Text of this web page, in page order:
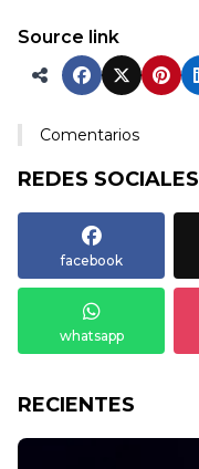
Source link
Comentarios
REDES SOCIALES
facebook
whatsapp
RECIENTES